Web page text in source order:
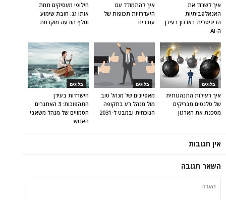
חילופי מעסיקים תחת
אותו גג: חובת שימוע
וחלף הודעה מוקדמת
איך להתמודד עם
היעדרויות תכופות של
עובדים
איך לשרוד את
האנאלפביתיוּת
הדיגיטלית בארגון בעידן
ה-AI
בלוגים
הישרדות בעידן
התהפוכות: 3 האתגרים
הסמויים של מנהל משאבי
האנוש
בלוגים
מאפיינים של מנהל טוב
מול מנהל רע בתקופה
הנוכחית ובמבט ל-2031
בלוגים
איך רעילות התנהגותית
של טלנטים מבריקים
מסכנת את הארגון
אין תגובות
השאר תגובה